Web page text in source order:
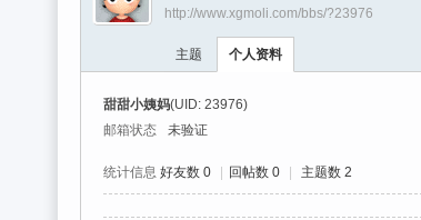
›
http://www.xgmoli.com/bbs/?23976
主题 个人资料
甜甜小姨妈(UID: 23976)
邮箱状态
未验证
统计信息 好友数 0 回帖数 0 主题数 2